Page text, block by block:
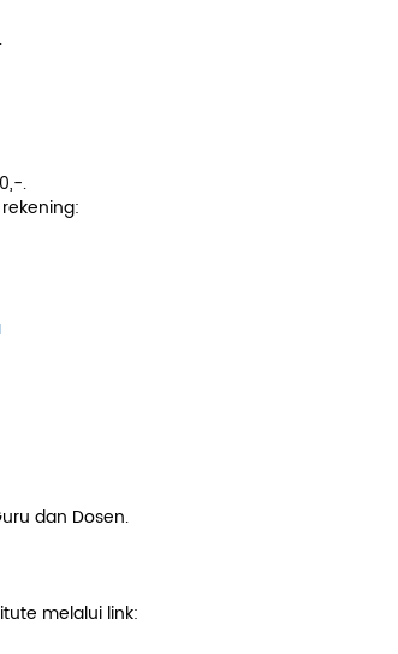
.
dan Dosen.
melalui link: